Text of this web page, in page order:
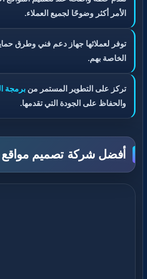
الأمر أكثر وضوحًا لجميع العملاء.
توفر لعملائها جهاز دعم فني وطرق
الخاصة بهم.
تركز على التطوير المستمر من برمجة
والحفاظ على الجودة التي تقدمها.
أفضل شركة تصميم مواقع